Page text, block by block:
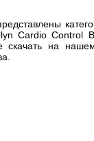
Cardio Control
скачать на